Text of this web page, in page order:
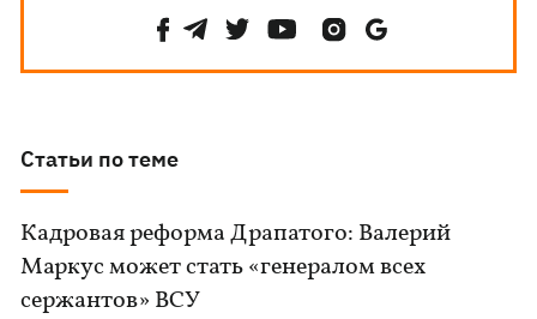
Статьи по теме
Кадровая реформа Драпатого: Валерий
Маркус может стать «генералом всех
сержантов» ВСУ